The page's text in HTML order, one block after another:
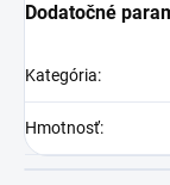
Dodatočné
Kategória:
Hmotnosť: